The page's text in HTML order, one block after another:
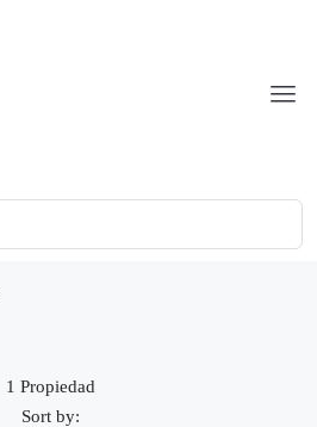
1 Propiedad
Sort by: